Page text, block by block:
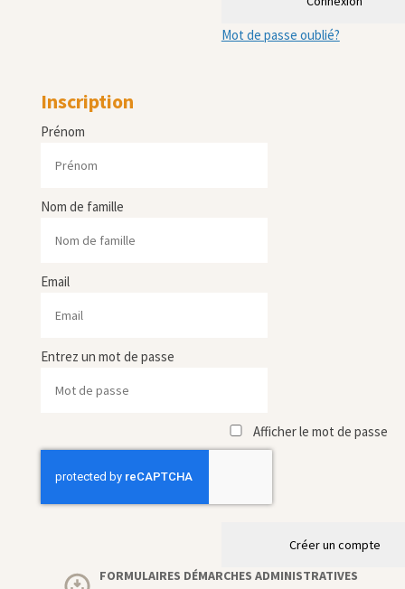
Mot de passe oublié?
Inscription
Prénom
Nom de famille
Email
Entrez un mot de passe
Afficher le mot de passe
Créer un compte
FORMULAIRES DÉMARCHES ADMINISTRATIVES